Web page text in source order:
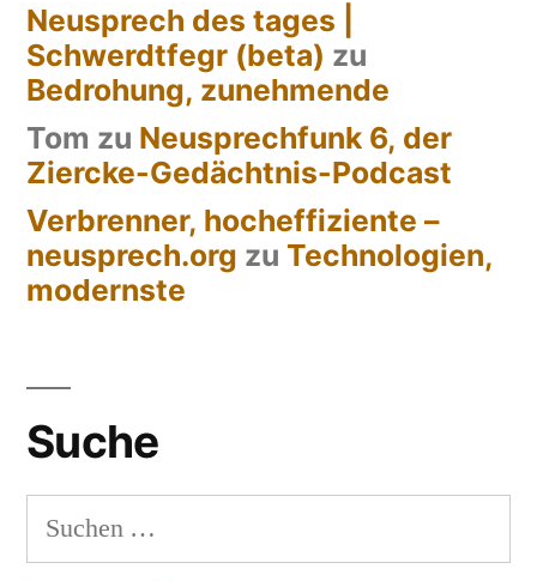
Neusprech des tages |
Schwerdtfegr (beta) zu
Bedrohung, zunehmende
Tom zu Neusprechfunk 6, der
Ziercke-Gedächtnis-Podcast
Verbrenner, hocheffiziente –
neusprech.org zu Technologien,
modernste
Suche
Suchen
nach: